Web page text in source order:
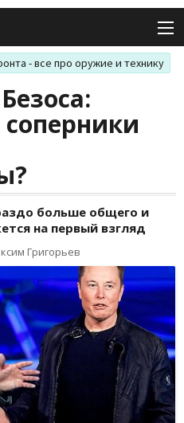
- все про оружие и технику
больше общего и
на первый взгляд
Григорьев